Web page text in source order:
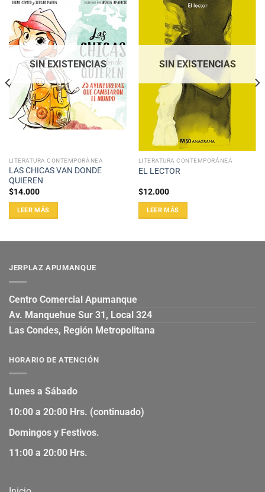
SIN EXISTENCIAS
LITERATURA CONTEMPORÁNEA
LAS CHICAS VAN DONDE
QUIEREN
$14.000
LEER MÁS
SIN EXISTENCIAS
LITERATURA CONTEMPORÁNEA
EL LECTOR
$12.000
LEER MÁS
JERPLAZ APUMANQUE
Centro Comercial Apumanque
Av. Manquehue Sur 31, Local 324
Las Condes, Región Metropolitana
HORARIO DE ATENCIÓN
Lunes a Sábado
10:00 a 20:00 Hrs. (continuado)
Domingos y Festivos.
11:00 a 20:00 Hrs.